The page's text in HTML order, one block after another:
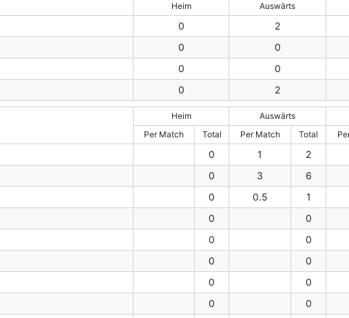
Heim Auswärts
0 2
0 0
0 0
0 2
Heim Auswärts
Per Match
Total Per Match Total
0 1 2
0 3 6
0 0.5 1
0 0
0 0
0 0
0 0
0 0